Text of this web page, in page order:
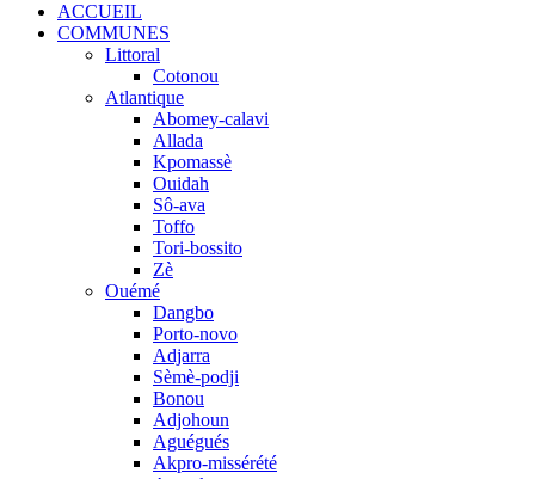
ACCUEIL
COMMUNES
Littoral
Cotonou
Atlantique
Abomey-calavi
Allada
Kpomassè
Ouidah
Sô-ava
Toffo
Tori-bossito
Zè
Ouémé
Dangbo
Porto-novo
Adjarra
Sèmè-podji
Bonou
Adjohoun
Aguégués
Akpro-missérété